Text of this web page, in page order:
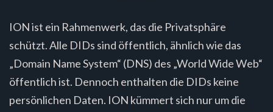
ION ist ein Rahmenwerk, das die Privatsphäre
schützt. Alle DIDs sind öffentlich, ähnlich wie das
„Domain Name System“ (DNS) des „World Wide Web“
öffentlich ist. Dennoch enthalten die DIDs keine
persönlichen Daten. ION kümmert sich nur um die